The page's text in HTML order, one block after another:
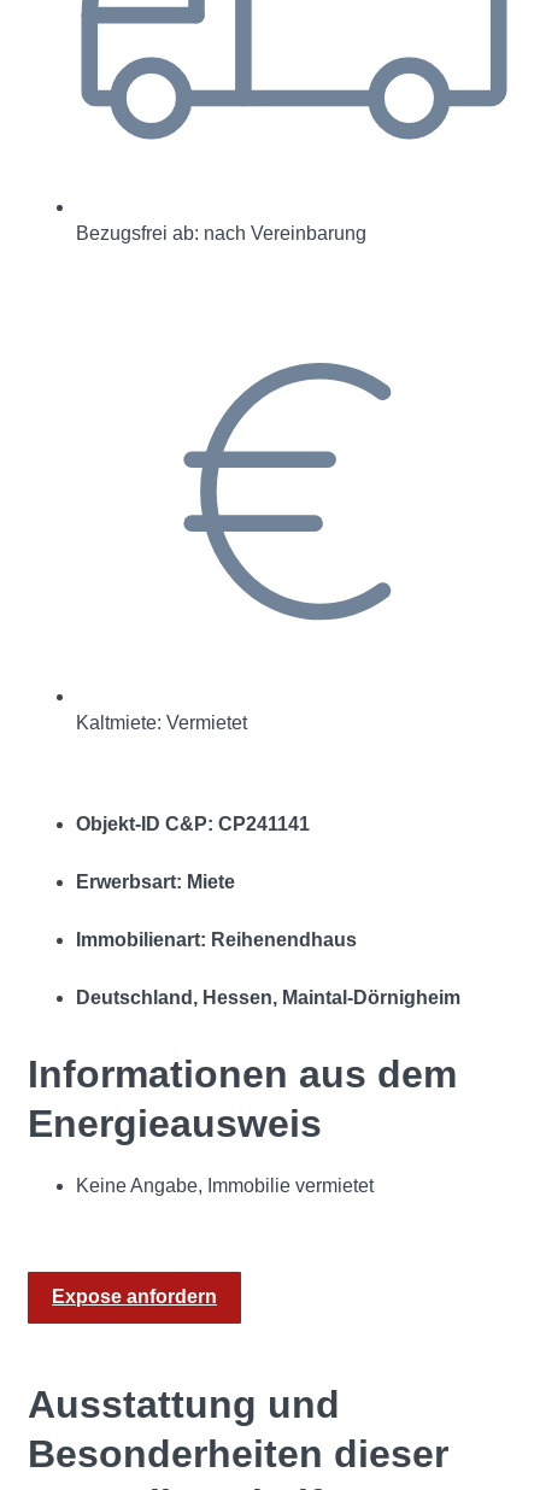
Bezugsfrei ab: nach Vereinbarung
Kaltmiete: Vermietet
Objekt-ID C&P: CP241141
Erwerbsart: Miete
Immobilienart: Reihenendhaus
Deutschland, Hessen, Maintal-Dörnigheim
Informationen aus dem
Energieausweis
Keine Angabe, Immobilie vermietet
Expose anfordern
Ausstattung und
Besonderheiten dieser